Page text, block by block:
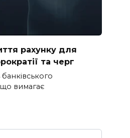
рахунку для
та черг
вимагає